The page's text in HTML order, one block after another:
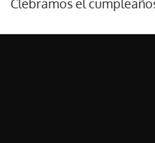
Clebramos el